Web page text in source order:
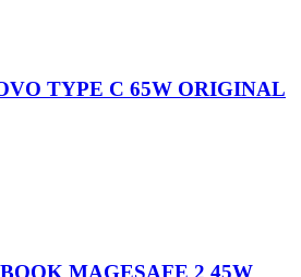
TYPE C 65W ORIGINAL
MAGESAFE 2 45W